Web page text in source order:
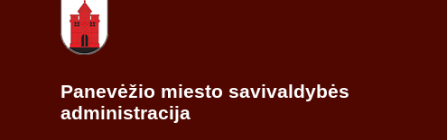
Panevėžio miesto savivaldybės
administracija